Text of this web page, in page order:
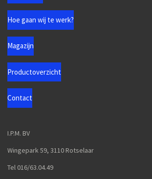
Hoe gaan wij te werk?
Magazijn
Productoverzicht
Contact
I.P.M. BV
Wingepark 59, 3110 Rotselaar
Tel 016/63.04.49